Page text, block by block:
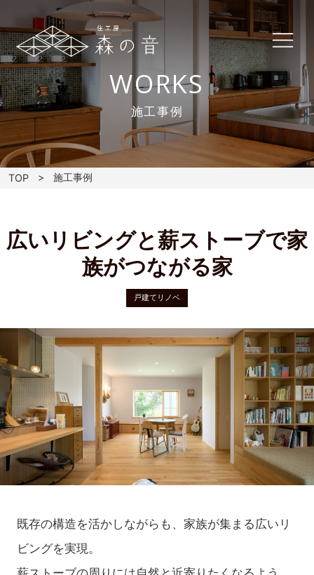
WORKS
施工事例
TOP 施工事例
広いリビングと薪ストーブで家
族がつながる家
戸建てリノベ
既存の構造を活かしながらも、家族が集まる広いリ
ビングを実現。